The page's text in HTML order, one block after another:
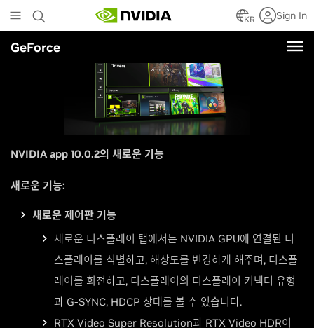
to
main
content
KR Sign In
GeForce
NVIDIA app 10.0.2의 새로운 기능
새로운 기능:
새로운 제어판 기능
새로운 디스플레이 탭에서는 NVIDIA GPU에 연결된 디
스플레이를 식별하고, 해상도를 변경하게 해주며, 디스플
레이를 회전하고, 디스플레이의 디스플레이 커넥터 유형
과 G-SYNC, HDCP 상태를 볼 수 있습니다.
RTX Video Super Resolution과 RTX Video HDR이